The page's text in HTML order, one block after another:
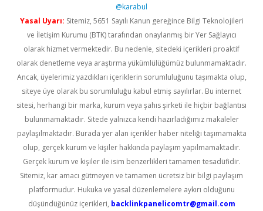
@karabul
Yasal Uyarı: Sitemiz, 5651 Sayılı Kanun gereğince Bilgi Teknolojileri
ve İletişim Kurumu (BTK) tarafından onaylanmış bir Yer Sağlayıcı
olarak hizmet vermektedir. Bu nedenle, sitedeki içerikleri proaktif
olarak denetleme veya araştırma yükümlülüğümüz bulunmamaktadır.
Ancak, üyelerimiz yazdıkları içeriklerin sorumluluğunu taşımakta olup,
siteye üye olarak bu sorumluluğu kabul etmiş sayılırlar. Bu internet
sitesi, herhangi bir marka, kurum veya şahıs şirketi ile hiçbir bağlantısı
bulunmamaktadır. Sitede yalnızca kendi hazırladığımız makaleler
paylaşılmaktadır. Burada yer alan içerikler haber niteliği taşımamakta
olup, gerçek kurum ve kişiler hakkında paylaşım yapılmamaktadır.
Gerçek kurum ve kişiler ile isim benzerlikleri tamamen tesadüfidir.
Sitemiz, kar amacı gütmeyen ve tamamen ücretsiz bir bilgi paylaşım
platformudur. Hukuka ve yasal düzenlemelere aykırı olduğunu
düşündüğünüz içerikleri, backlinkpanelicomtr@gmail.com